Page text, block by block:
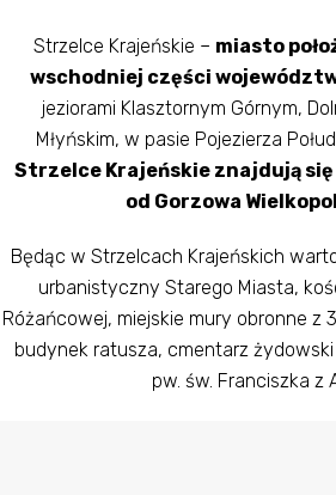
Strzelce Krajeńskie – miasto
wschodniej części
jeziorami Klasztornym Górnym,
Młyńskim, w pasie Pojezierza
Strzelce Krajeńskie znajdują się
od Gorzowa
Będąc w Strzelcach Krajeńskich
urbanistyczny Starego Miasta,
Różańcowej, miejskie mury obronne z
budynek ratusza, cmentarz
pw. św. Franciszka z